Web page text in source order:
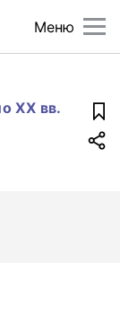
Меню
XX вв.